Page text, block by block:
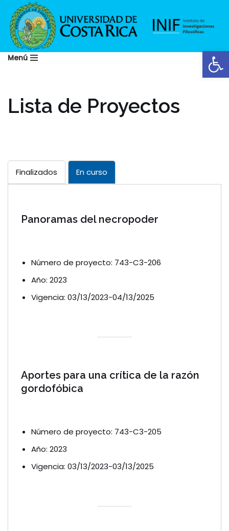
Saltar
al
contenido
Menú
Lista de Proyectos
Finalizados En curso
Panoramas del necropoder
Número de proyecto: 743-C3-206
Año: 2023
Vigencia: 03/13/2023-04/13/2025
Aportes para una crítica de la razón
gordofóbica
Número de proyecto: 743-C3-205
Año: 2023
Vigencia: 03/13/2023-03/13/2025